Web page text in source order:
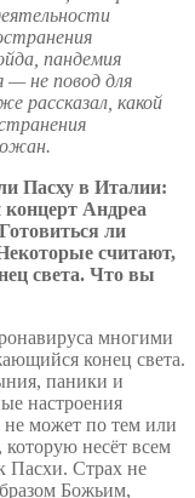
пандемия
— не повод для
рассказал, какой
Пасху в Италии:
Андреа
ли
считают,
света. Что вы
многими
конец света.
паники и
настроения
не может по тем или
несёт всем
Пасхи. Страх не
Божьим,